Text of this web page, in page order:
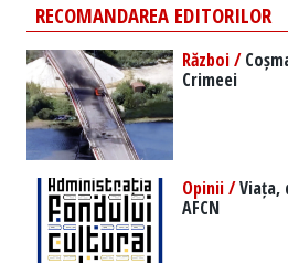
RECOMANDAREA EDITORILOR
Război /
Crimeei
Opinii /Viața,
AFCN